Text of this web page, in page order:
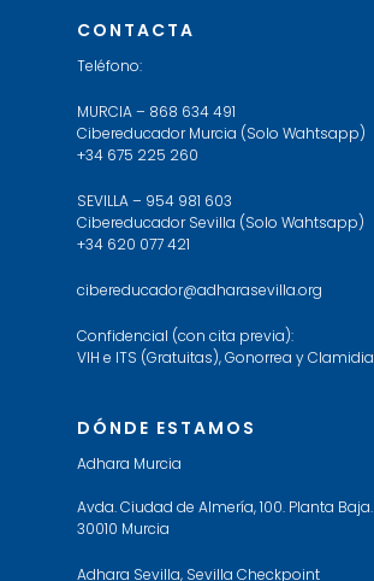
CONTACTA
Teléfono:
MURCIA – 868 634 491
Cibereducador Murcia (Solo Wahtsapp)
+34 675 225 260
SEVILLA – 954 981 603
Cibereducador Sevilla (Solo Wahtsapp)
+34 620 077 421
cibereducador@adharasevilla.org
Confidencial (con cita previa):
VIH e ITS (Gratuitas), Gonorrea y Clamidia
DÓNDE ESTAMOS
Adhara Murcia
Avda. Ciudad de Almería, 100. Planta Baja.
30010 Murcia
Adhara Sevilla, Sevilla Checkpoint